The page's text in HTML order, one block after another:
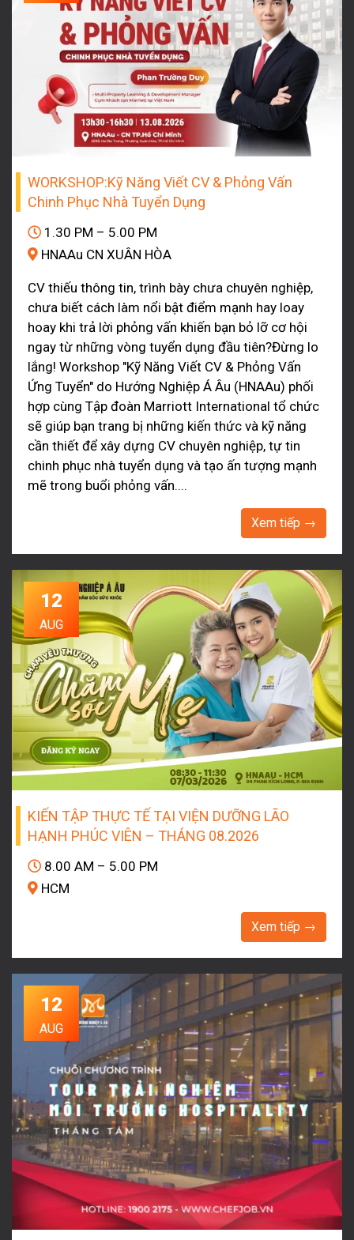
WORKSHOP:Kỹ Năng Viết CV & Phỏng Vấn
Chinh Phục Nhà Tuyển Dụng
1.30 PM – 5.00 PM
HNAAu CN XUÂN HÒA
CV thiếu thông tin, trình bày chưa chuyên nghiệp,
chưa biết cách làm nổi bật điểm mạnh hay loay
hoay khi trả lời phỏng vấn khiến bạn bỏ lỡ cơ hội
ngay từ những vòng tuyển dụng đầu tiên?Đừng lo
lắng! Workshop "Kỹ Năng Viết CV & Phỏng Vấn
Ứng Tuyển" do Hướng Nghiệp Á Âu (HNAAu) phối
hợp cùng Tập đoàn Marriott International tổ chức
sẽ giúp bạn trang bị những kiến thức và kỹ năng
cần thiết để xây dựng CV chuyên nghiệp, tự tin
chinh phục nhà tuyển dụng và tạo ấn tượng mạnh
mẽ trong buổi phỏng vấn....
Xem tiếp →
12
AUG
KIẾN TẬP THỰC TẾ TẠI VIỆN DƯỠNG LÃO
HẠNH PHÚC VIÊN – THÁNG 08.2026
8.00 AM – 5.00 PM
HCM
Xem tiếp →
12
AUG